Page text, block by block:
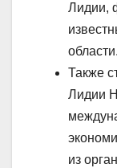
Лидии,
области.
Также
Лидии
из